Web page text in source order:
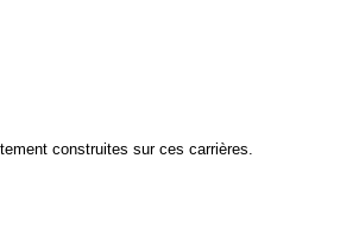
construites sur ces carrières.